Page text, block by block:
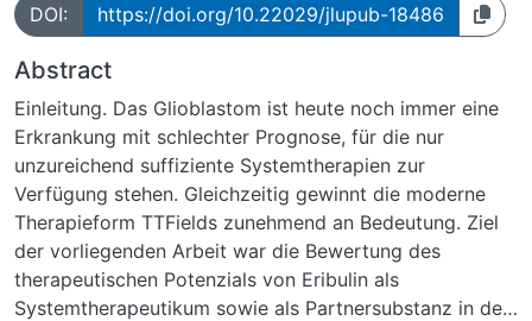
DOI: https://doi.org/10.22029/jlupub-18486
Abstract
Einleitung. Das Glioblastom ist heute noch immer eine
Erkrankung mit schlechter Prognose, für die nur
unzureichend suffiziente Systemtherapien zur
Verfügung stehen. Gleichzeitig gewinnt die moderne
Therapieform TTFields zunehmend an Bedeutung. Ziel
der vorliegenden Arbeit war die Bewertung des
therapeutischen Potenzials von Eribulin als
Systemtherapeutikum sowie als Partnersubstanz in der